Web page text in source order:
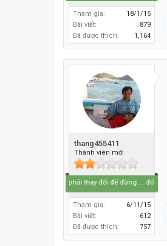
Tham gia:
18/1/15
Bài viết:
879
Đã được thích:
1,164
thang455411
Thành viên mới
Bắt buộc phải thay đổi để đừng.... đổi thay
Tham gia:
6/11/15
Bài viết:
612
Đã được thích:
757